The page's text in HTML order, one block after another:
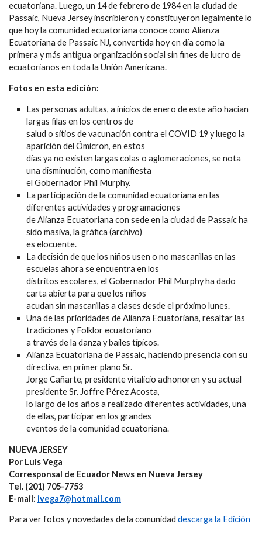
ecuatoriana. Luego, un 14 de febrero de 1984 en la ciudad de
Passaic, Nueva Jersey inscribieron y constituyeron legalmente lo
que hoy la comunidad ecuatoriana conoce como Alianza
Ecuatoriana de Passaic NJ, convertida hoy en día como la
primera y más antigua organización social sin fines de lucro de
ecuatorianos en toda la Unión Americana.
Fotos en esta edición:
Las personas adultas, a inicios de enero de este año hacían
largas filas en los centros de
salud o sitios de vacunación contra el COVID 19 y luego la
aparición del Ómicron, en estos
días ya no existen largas colas o aglomeraciones, se nota
una disminución, como manifiesta
el Gobernador Phil Murphy.
La participación de la comunidad ecuatoriana en las
diferentes actividades y programaciones
de Alianza Ecuatoriana con sede en la ciudad de Passaic ha
sido masiva, la gráfica (archivo)
es elocuente.
La decisión de que los niños usen o no mascarillas en las
escuelas ahora se encuentra en los
distritos escolares, el Gobernador Phil Murphy ha dado
carta abierta para que los niños
acudan sin mascarillas a clases desde el próximo lunes.
Una de las prioridades de Alianza Ecuatoriana, resaltar las
tradiciones y Folklor ecuatoriano
a través de la danza y bailes típicos.
Alianza Ecuatoriana de Passaic, haciendo presencia con su
directiva, en primer plano Sr.
Jorge Cañarte, presidente vitalicio adhonoren y su actual
presidente Sr. Joffre Pérez Acosta,
lo largo de los años a realizado diferentes actividades, una
de ellas, participar en los grandes
eventos de la comunidad ecuatoriana.
NUEVA JERSEY
Por Luis Vega
Corresponsal de Ecuador News en Nueva Jersey
Tel. (201) 705-7753
E-mail: ivega7@hotmail.com
Para ver fotos y novedades de la comunidad descarga la Edición